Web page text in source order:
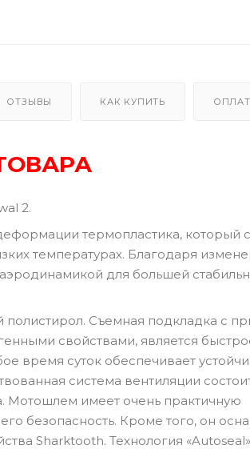
ОТЗЫВЫ КАК КУПИТЬ
2.
термопластика, который
температурах. Благодаря
для большей
полистирол. Съемная подкладка с
свойствами, является
время суток обеспечивает
система вентиляции
Мотошлем имеет очень практичную
безопасность. Кроме того, он
Sharktooth. Технология